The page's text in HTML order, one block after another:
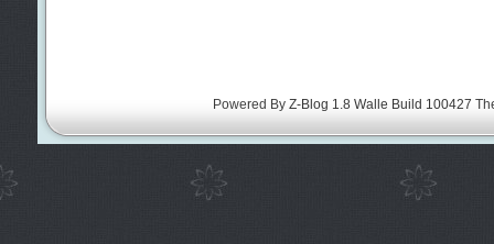
Powered By Z-Blog 1.8 Walle Build 100427